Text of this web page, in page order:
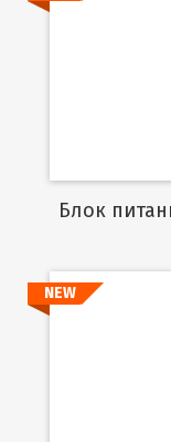
Блок питания BSPS 24V 4,16A=100W SLIM
NEW